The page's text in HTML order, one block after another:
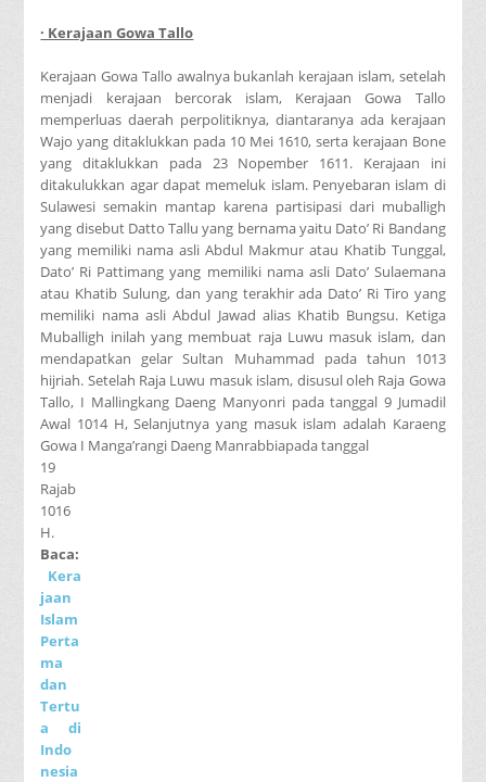
· Kerajaan Gowa Tallo
Kerajaan Gowa Tallo awalnya bukanlah kerajaan islam, setelah
menjadi kerajaan bercorak islam, Kerajaan Gowa Tallo
memperluas daerah perpolitiknya, diantaranya ada kerajaan
Wajo yang ditaklukkan pada 10 Mei 1610, serta kerajaan Bone
yang ditaklukkan pada 23 Nopember 1611. Kerajaan ini
ditakulukkan agar dapat memeluk islam. Penyebaran islam di
Sulawesi semakin mantap karena partisipasi dari muballigh
yang disebut Datto Tallu yang bernama yaitu Dato’ Ri Bandang
yang memiliki nama asli Abdul Makmur atau Khatib Tunggal,
Dato’ Ri Pattimang yang memiliki nama asli Dato’ Sulaemana
atau Khatib Sulung, dan yang terakhir ada Dato’ Ri Tiro yang
memiliki nama asli Abdul Jawad alias Khatib Bungsu. Ketiga
Muballigh inilah yang membuat raja Luwu masuk islam, dan
mendapatkan gelar Sultan Muhammad pada tahun 1013
hijriah. Setelah Raja Luwu masuk islam, disusul oleh Raja Gowa
Tallo, I Mallingkang Daeng Manyonri pada tanggal 9 Jumadil
Awal 1014 H, Selanjutnya yang masuk islam adalah Karaeng
Gowa I Manga’rangi Daeng Manrabbiapada tanggal
19
Rajab
1016
H.
Baca:
Kera
jaan
Islam
Perta
ma
dan
Tertu
a di
Indo
nesia